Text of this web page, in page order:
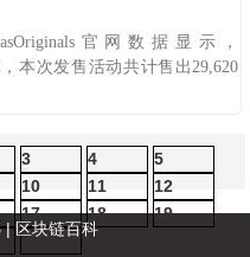
官网数据显示，
，本次发售活动共计售出29,620
3 4
5
10 11
12
17 18
19
››
| 区块链百科